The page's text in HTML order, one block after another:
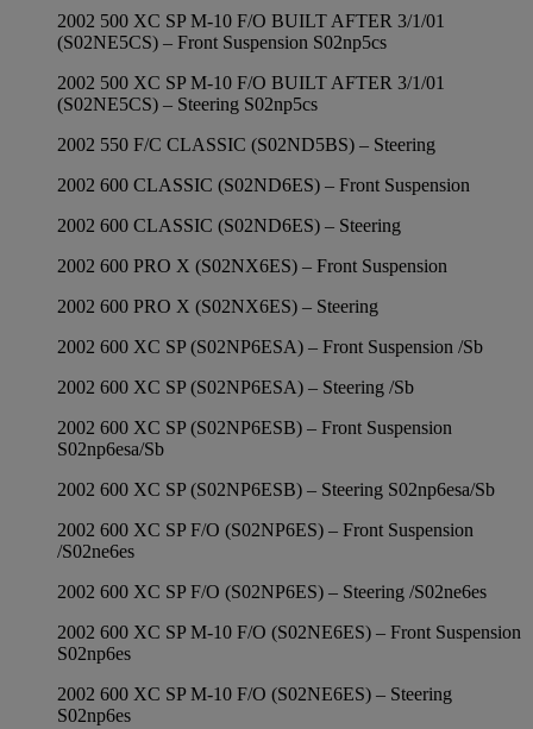
2002 500 XC SP M-10 F/O BUILT AFTER 3/1/01
(S02NE5CS) – Front Suspension S02np5cs
2002 500 XC SP M-10 F/O BUILT AFTER 3/1/01
(S02NE5CS) – Steering S02np5cs
2002 550 F/C CLASSIC (S02ND5BS) – Steering
2002 600 CLASSIC (S02ND6ES) – Front Suspension
2002 600 CLASSIC (S02ND6ES) – Steering
2002 600 PRO X (S02NX6ES) – Front Suspension
2002 600 PRO X (S02NX6ES) – Steering
2002 600 XC SP (S02NP6ESA) – Front Suspension /Sb
2002 600 XC SP (S02NP6ESA) – Steering /Sb
2002 600 XC SP (S02NP6ESB) – Front Suspension
S02np6esa/Sb
2002 600 XC SP (S02NP6ESB) – Steering S02np6esa/Sb
2002 600 XC SP F/O (S02NP6ES) – Front Suspension
/S02ne6es
2002 600 XC SP F/O (S02NP6ES) – Steering /S02ne6es
2002 600 XC SP M-10 F/O (S02NE6ES) – Front Suspension
S02np6es
2002 600 XC SP M-10 F/O (S02NE6ES) – Steering
S02np6es